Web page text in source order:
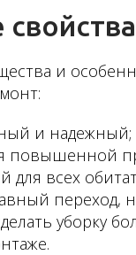
свойства
и
и надежный;
повышенной
для всех
переход,
уборку